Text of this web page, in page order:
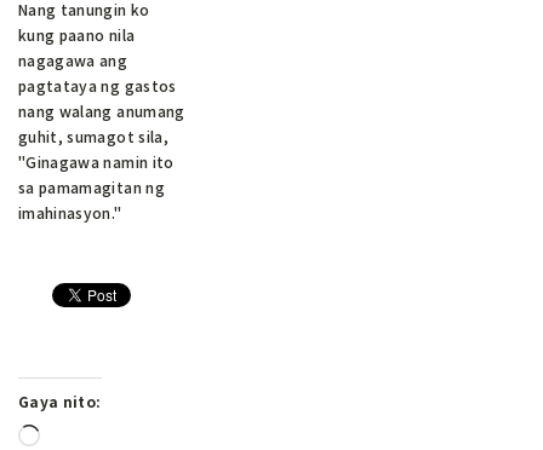
Nang tanungin ko
kung paano nila
nagagawa ang
pagtataya ng gastos
nang walang anumang
guhit, sumagot sila,
"Ginagawa namin ito
sa pamamagitan ng
imahinasyon."
Gaya nito:
Naglo-